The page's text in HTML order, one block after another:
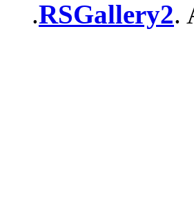
RSGallery2.